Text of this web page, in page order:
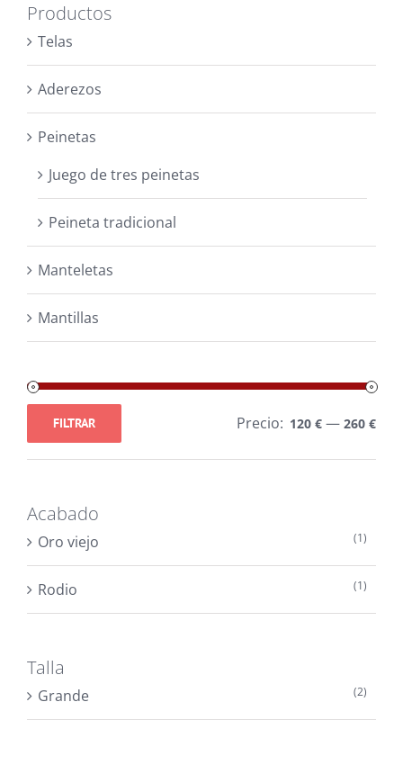
Productos
Telas
Aderezos
Peinetas
Juego de tres peinetas
Peineta tradicional
Manteletas
Mantillas
Precio
mínimo
Precio
máximo
FILTRAR Precio: 120 € — 260 €
Acabado
Oro viejo (1)
Rodio (1)
Talla
Grande (2)